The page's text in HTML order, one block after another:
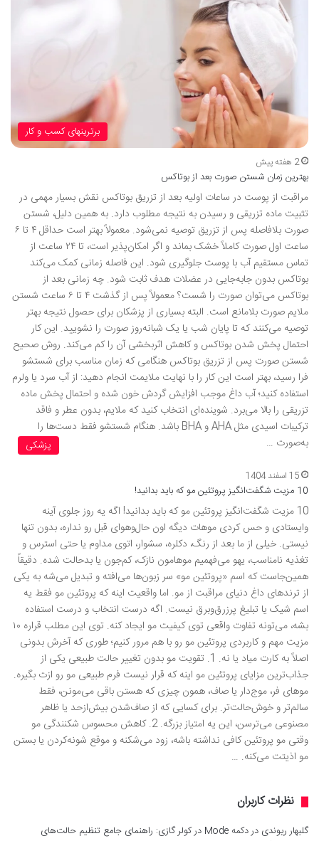
برترینهای کسب و کار
2 هفته پیش
بهترین زمان شستن صورت بعد از بوتاکس
مراقبت از پوست در ساعات اولیه بعد از تزریق بوتاکس نقش بسیار مهمی در
تثبیت ماده تزریقی و رسیدن به نتیجه مطلوب دارد. به همین دلیل، شستن
صورت بلافاصله پس از تزریق توصیه نمی‌شود. معمولاً بهتر است حداقل ۴ تا ۶
ساعت اول صورت کاملاً خشک بماند و اگر امکان‌پذیر است، تا ۲۴ ساعت از
تماس مستقیم آب با پوست جلوگیری شود. این فاصله زمانی کمک می‌کند
بوتاکس بدون جابه‌جایی در عضلات هدف ثابت شود. چه زمانی بعد از
بوتاکس می‌توان صورت را شست؟ معمولاً پس از گذشت ۴ تا ۶ ساعت شستن
ملایم صورت بلامانع است. البته بسیاری از پزشکان برای حصول نتیجه بهتر
توصیه می‌کنند که تا پایان شب یا یک شبانه‌روز صورت را نشویید. این کار
احتمال پخش شدن بوتاکس و کاهش اثربخشی آن را کم می‌کند. روش صحیح
شستن صورت پس از تزریق بوتاکس هنگامی که زمان مناسب برای شستشو
فرا رسید، بهتر است این کار را با نهایت ملایمت انجام دهید: از آب سرد یا ولرم
استفاده کنید؛ آب داغ موجب افزایش گردش خون شده و احتمال پخش ماده
تزریقی را بالا می‌برد. شوینده‌ای انتخاب کنید که ملایم، بدون عطر و فاقد
ترکیبات اسیدی مثل AHA و BHA باشد. هنگام شستشو فقط دست‌ها را
به‌صورت …
پزشکی
15 اسفند 1404
10 مزیت شگفت‌انگیز پروتئین مو که باید بدانید!
10 مزیت شگفت‌انگیز پروتئین مو که باید بدانید! اگه یه روز جلوی آینه
وایستادی و حس کردی موهات دیگه اون حال‌وهوای قبل رو نداره، بدون تنها
نیستی. خیلی از ما بعد از رنگ، دکلره، سشوار، اتوی مداوم یا حتی استرس و
تغذیه نامناسب، یهو می‌فهمیم موهامون نازک، کم‌جون یا بدحالت شده. دقیقاً
همین‌جاست که اسم «پروتئین مو» سر زبون‌ها می‌افته و تبدیل می‌شه به یکی
از ترندهای داغ دنیای مراقبت از مو. اما واقعیت اینه که پروتئین مو فقط یه
اسم شیک یا تبلیغ پرزرق‌وبرق نیست. اگه درست انتخاب و درست استفاده
بشه، می‌تونه تفاوت واقعی توی کیفیت مو ایجاد کنه. توی این مطلب قراره ۱۰
مزیت مهم و کاربردی پروتئین مو رو با هم مرور کنیم؛ طوری که آخرش بدونی
اصلاً به کارت میاد یا نه. 1. تقویت مو بدون تغییر حالت طبیعی یکی از
جذاب‌ترین مزایای پروتئین مو اینه که قرار نیست فرم طبیعی مو رو ازت بگیره.
موهای فر، موج‌دار یا صاف، همون چیزی که هستن باقی می‌مونن، فقط
سالم‌تر و خوش‌حالت‌تر. برای کسایی که از صاف‌شدن بیش‌ازحد یا ظاهر
مصنوعی می‌ترسن، این یه امتیاز بزرگه. 2. کاهش محسوس شکنندگی مو
وقتی مو پروتئین کافی نداشته باشه، زود می‌شکنه و موقع شونه‌کردن یا بستن
مو اذیتت می‌کنه. …
نظرات کاربران
گلبهار ریوندی در
دکمه Mode در کولر گازی: راهنمای جامع تنظیم حالت‌های